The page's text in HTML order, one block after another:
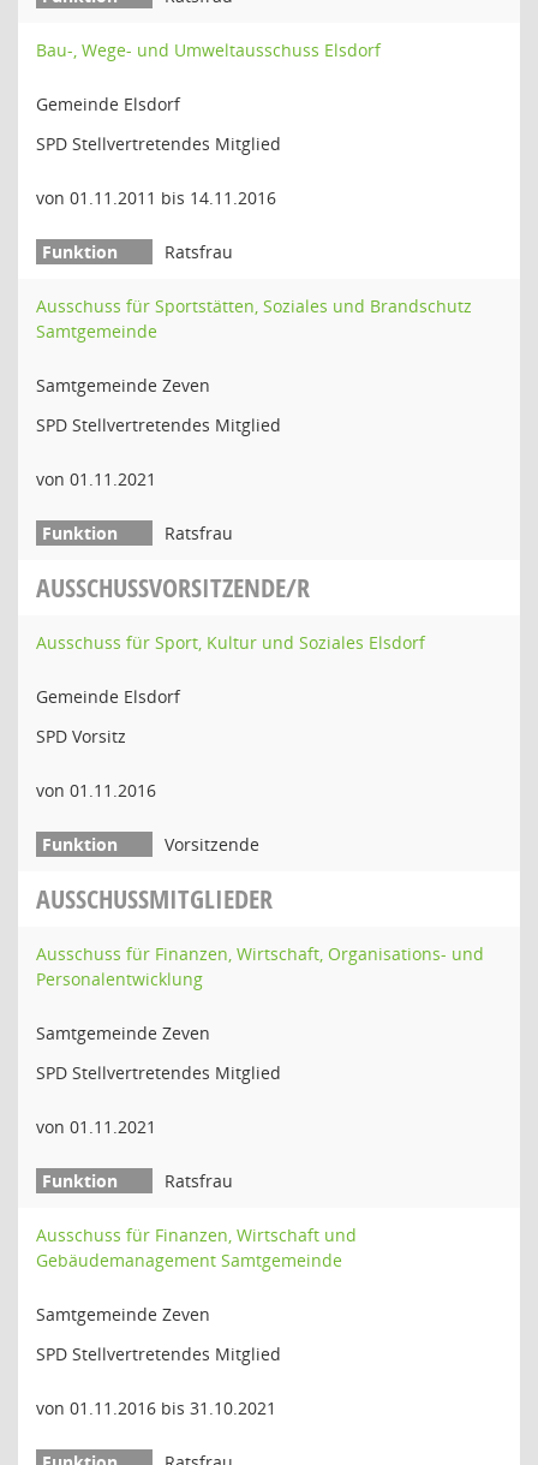
Bau-, Wege- und Umweltausschuss Elsdorf
Gemeinde Elsdorf
SPD Stellvertretendes Mitglied
von 01.11.2011 bis 14.11.2016
Ratsfrau
Ausschuss für Sportstätten, Soziales und Brandschutz
Samtgemeinde
Samtgemeinde Zeven
SPD Stellvertretendes Mitglied
von 01.11.2021
Ratsfrau
AUSSCHUSSVORSITZENDE/R
Ausschuss für Sport, Kultur und Soziales Elsdorf
Gemeinde Elsdorf
SPD Vorsitz
von 01.11.2016
Vorsitzende
AUSSCHUSSMITGLIEDER
Ausschuss für Finanzen, Wirtschaft, Organisations- und
Personalentwicklung
Samtgemeinde Zeven
SPD Stellvertretendes Mitglied
von 01.11.2021
Ratsfrau
Ausschuss für Finanzen, Wirtschaft und
Gebäudemanagement Samtgemeinde
Samtgemeinde Zeven
SPD Stellvertretendes Mitglied
von 01.11.2016 bis 31.10.2021